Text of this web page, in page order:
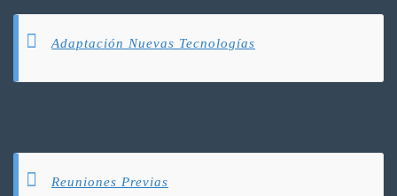
Adaptación Nuevas Tecnologías
Reuniones Previas